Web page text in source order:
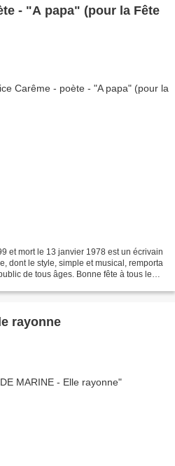
- "A papa" (pour la Fête
et mort le 13 janvier 1978 est un écrivain
dont le style, simple et musical, remporta
de tous âges. Bonne fête à tous les
rayonne